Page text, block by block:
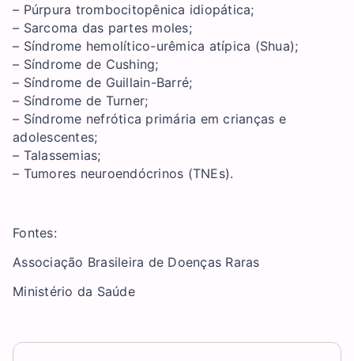
– Púrpura trombocitopênica idiopática;
– Sarcoma das partes moles;
– Síndrome hemolítico-urêmica atípica (Shua);
– Síndrome de Cushing;
– Síndrome de Guillain-Barré;
– Síndrome de Turner;
– Síndrome nefrótica primária em crianças e
adolescentes;
– Talassemias;
– Tumores neuroendócrinos (TNEs).
Fontes:
Associação Brasileira de Doenças Raras
Ministério da Saúde